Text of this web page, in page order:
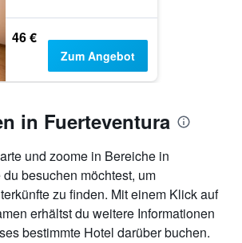
46 €
Zum Angebot
in Fuerteventura
und zoome in Bereiche in
besuchen möchtest, um
zu finden. Mit einem Klick auf
erhältst du weitere Informationen
bestimmte Hotel darüber buchen.